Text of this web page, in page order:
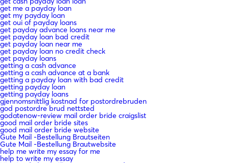
get me a payday loan
get my payday loan
get oui of payday loans
get payday advance loans near me
get payday loan bad credit
get payday loan near me
get payday loan no credit check
get payday loans
getting a cash advance
getting a cash advance at a bank
getting a payday loan with bad credit
getting payday loan
getting payday loans
gjennomsnittlig kostnad for postordrebruden
god postordre brud nettsted
godatenow-review mail order bride craigslist
good mail order bride sites
good mail order bride website
Gute Mail -Bestellung Brautseiten
Gute Mail -Bestellung Brautwebsite
help me write my essay for me
help to write my essay